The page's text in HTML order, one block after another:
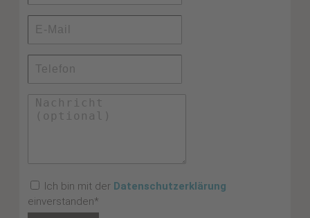
Ich bin mit der Datenschutzerklärung
einverstanden*